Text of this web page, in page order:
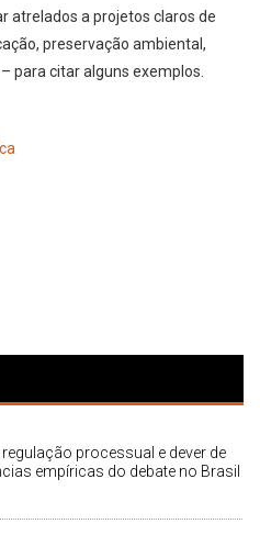
atrelados a projetos claros de
preservação ambiental,
para citar alguns exemplos.
processual e dever de
empíricas do debate no Brasil